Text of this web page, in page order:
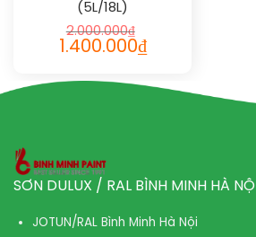
(5L/18L)
2.000.000₫
1.400.000₫
SƠN DULUX / RAL BÌNH MINH HÀ NỘI
JOTUN/RAL Bình Minh Hà Nội